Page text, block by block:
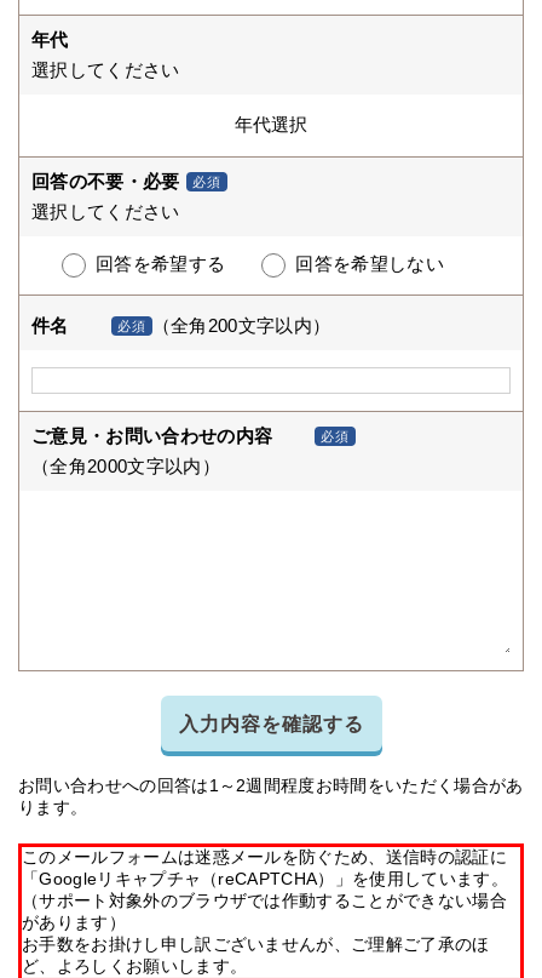
年代
選択してください
回答の不要・必要 必須
選択してください
回答を希望する 回答を希望しない
件名 必須 （全角200文字以内）
ご意見・お問い合わせの内容 必須
（全角2000文字以内）
入力内容を確認する
お問い合わせへの回答は1～2週間程度お時間をいただく場合があ
ります。
このメールフォームは迷惑メールを防ぐため、送信時の認証に
「Googleリキャプチャ（reCAPTCHA）」を使用しています。
（サポート対象外のブラウザでは作動することができない場合
があります）
お手数をお掛けし申し訳ございませんが、ご理解ご了承のほ
ど、よろしくお願いします。